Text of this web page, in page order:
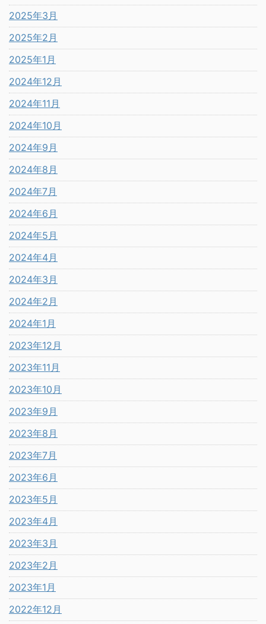
2025年3月
2025年2月
2025年1月
2024年12月
2024年11月
2024年10月
2024年9月
2024年8月
2024年7月
2024年6月
2024年5月
2024年4月
2024年3月
2024年2月
2024年1月
2023年12月
2023年11月
2023年10月
2023年9月
2023年8月
2023年7月
2023年6月
2023年5月
2023年4月
2023年3月
2023年2月
2023年1月
2022年12月